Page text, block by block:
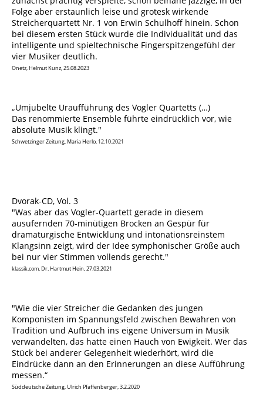
Folge aber erstaunlich leise und grotesk wirkende
Streicherquartett Nr. 1 von Erwin Schulhoff hinein. Schon
bei diesem ersten Stück wurde die Individualität und das
intelligente und spieltechnische Fingerspitzengefühl der
vier Musiker deutlich.
Onetz, Helmut Kunz, 25.08.2023
„Umjubelte Uraufführung des Vogler Quartetts (…)
Das renommierte Ensemble führte eindrücklich vor, wie
absolute Musik klingt."
Schwetzinger Zeitung, Maria Herlo, 12.10.2021
Dvorak-CD, Vol. 3
"Was aber das Vogler-Quartett gerade in diesem
ausufernden 70-minütigen Brocken an Gespür für
dramaturgische Entwicklung und intonationsreinstem
Klangsinn zeigt, wird der Idee symphonischer Größe auch
bei nur vier Stimmen vollends gerecht."
klassik.com, Dr. Hartmut Hein, 27.03.2021
"Wie die vier Streicher die Gedanken des jungen
Komponisten im Spannungsfeld zwischen Bewahren von
Tradition und Aufbruch ins eigene Universum in Musik
verwandelten, das hatte einen Hauch von Ewigkeit. Wer das
Stück bei anderer Gelegenheit wiederhört, wird die
Eindrücke dann an den Erinnerungen an diese Aufführung
messen.“
Süddeutsche Zeitung, Ulrich Pfaffenberger, 3.2.2020